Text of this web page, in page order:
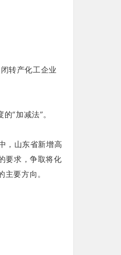
转产化工企业
“加减法”。
，山东省新增高
要求，争取将化
要方向。